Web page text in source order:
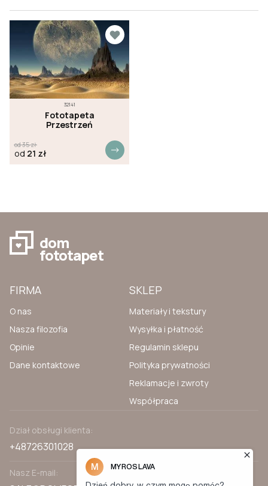
32141
Fototapeta
Przestrzeń
od35zł
od 21 zł
dom
fototapet
FIRMA
O nas
Nasza filozofia
Opinie
Dane kontaktowe
SKLEP
Materiały i tekstury
Wysyłka i płatność
Regulamin sklepu
Polityka prywatności
Reklamacje i zwroty
Współpraca
Dział obsługi klienta:
+48726301028
Nasz E-mail: